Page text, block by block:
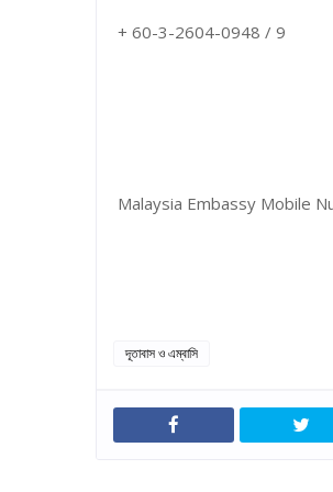
+ 60-3-2604-0948 / 9
Malaysia Embassy Mobile
দূতাবাস ও এম্বাসি